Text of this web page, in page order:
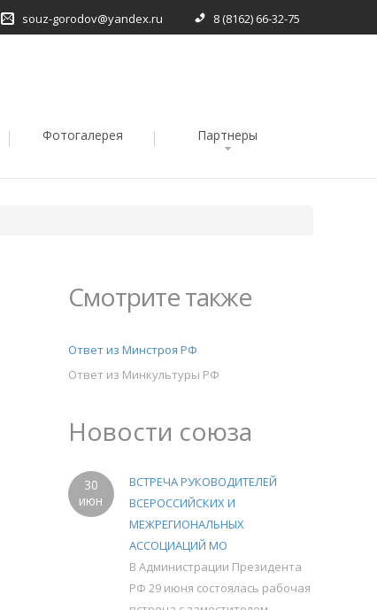
souz-gorodov@yandex.ru 8 (8162) 66-32-75
Фотогалерея Партнеры
Смотрите также
Ответ из Минстроя РФ
Ответ из Минкультуры РФ
Новости союза
30
июн
ВСТРЕЧА РУКОВОДИТЕЛЕЙ
ВСЕРОССИЙСКИХ И
МЕЖРЕГИОНАЛЬНЫХ
АССОЦИАЦИЙ МО
В Администрации Президента
РФ 29 июня состоялась рабочая